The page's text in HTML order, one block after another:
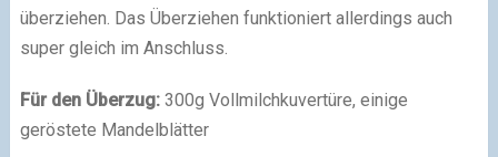
überziehen. Das Überziehen funktioniert allerdings auch
super gleich im Anschluss.
Für den Überzug:300g Vollmilchkuvertüre, einige
geröstete Mandelblätter